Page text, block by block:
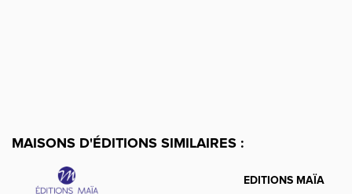
MAISONS D'ÉDITIONS SIMILAIRES :
EDITIONS MAÏA